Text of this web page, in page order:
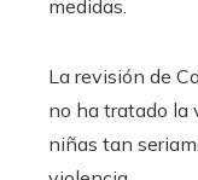
medidas.
La revisión de
no ha tratado la
niñas tan